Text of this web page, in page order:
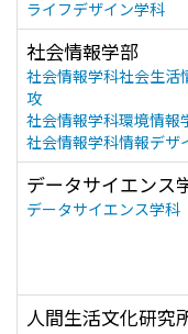
ライフデザイン学科
社会情報学部
社会情報学科社会生活
攻
社会情報学科環境情報
社会情報学科情報デザ
データサイエンス
データサイエンス学科
人間生活文化研究